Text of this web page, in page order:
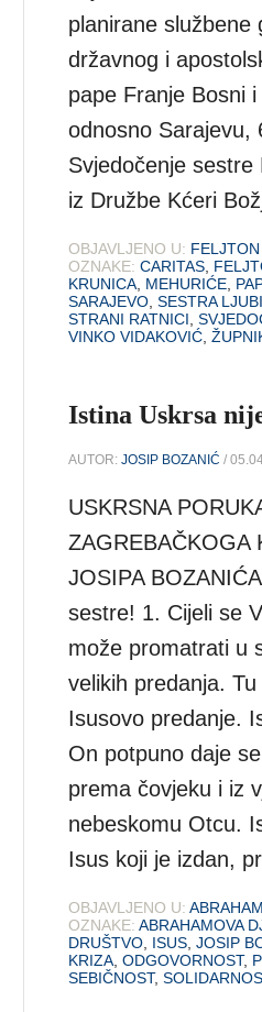
planirane službene
državnog i
pape Franje Bosni
odnosno Sarajevu,
Svjedočenje sestre
iz Družbe Kćeri
OBJAVLJENO U: FELJTON
OZNAKE: CARITAS,
KRUNICA, MEHURIĆE,
SARAJEVO,SESTRA
STRANI RATNICI,
VINKO VIDAKOVIĆ,
Istina Uskrsa
AUTOR:JOSIP BOZANIĆ /
USKRSNA
ZAGREBAČKOGA
JOSIPA
sestre! 1. Cijeli se
može promatrati u
velikih predanja.
Isusovo predanje.
On potpuno daje
prema čovjeku i iz
nebeskomu Otcu.
Isus koji je izdan,
OBJAVLJENO U:
OZNAKE: ABRAHAMOVA
DRUŠTVO ISUS ,JOSIP
KRIZA ,ODGOVORNOST,
SEBIČNOST,